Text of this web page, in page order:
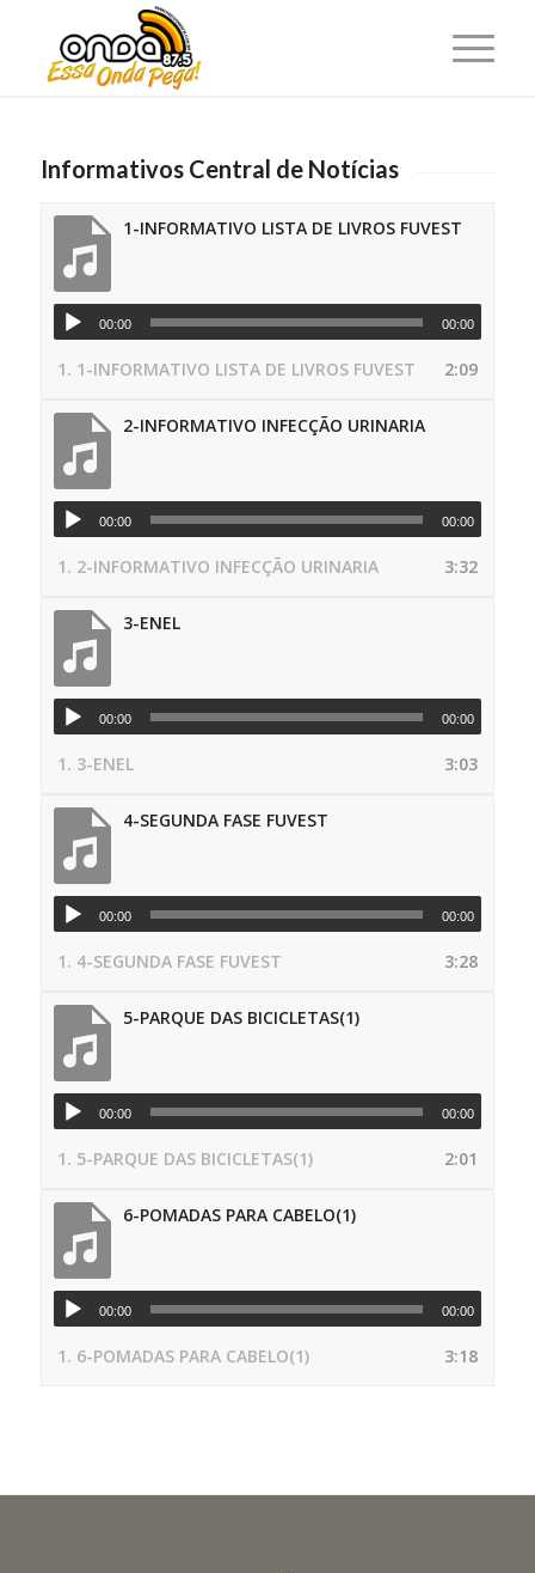
Informativos Central de Notícias
1-INFORMATIVO LISTA DE LIVROS FUVEST
00:00 00:00
1. 1-INFORMATIVO LISTA DE LIVROS FUVEST 2:09
2-INFORMATIVO INFECÇÃO URINARIA
00:00 00:00
1. 2-INFORMATIVO INFECÇÃO URINARIA 3:32
3-ENEL
00:00 00:00
1. 3-ENEL 3:03
4-SEGUNDA FASE FUVEST
00:00 00:00
1. 4-SEGUNDA FASE FUVEST 3:28
5-PARQUE DAS BICICLETAS(1)
00:00 00:00
1. 5-PARQUE DAS BICICLETAS(1) 2:01
6-POMADAS PARA CABELO(1)
00:00 00:00
1. 6-POMADAS PARA CABELO(1) 3:18